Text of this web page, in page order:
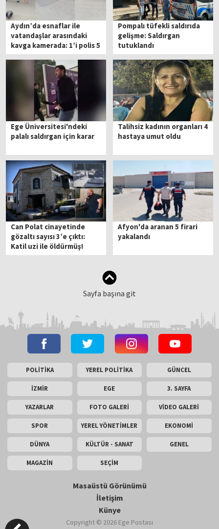
Aydın’da esnaflar ile
vatandaşlar arasındaki
kavga kamerada: 1’i polis 5
yaralı
Pompalı tüfekli saldırıda
gelişme: Saldırgan
tutuklandı
Ege Üniversitesi'ndeki
palalı saldırgan için karar
Talihsiz kadının organları 4
hastaya umut oldu
Can Polat cinayetinde
gözaltı sayısı 3’e çıktı:
Katil uzi ile öldürmüş!
Afyon'da aranan 5 firari
yakalandı
Sayfa başına git
POLİTİKA YEREL POLİTİKA GÜNCEL
İZMİR EGE 3. SAYFA
YAZARLAR FOTO GALERİ VİDEO GALERİ
SPOR YEREL YÖNETİMLER EKONOMİ
DÜNYA KÜLTÜR - SANAT GENEL
MAGAZİN SEÇİM
Masaüstü Görünümü
İletişim
Künye
Copyright © 2026 Ege Postası